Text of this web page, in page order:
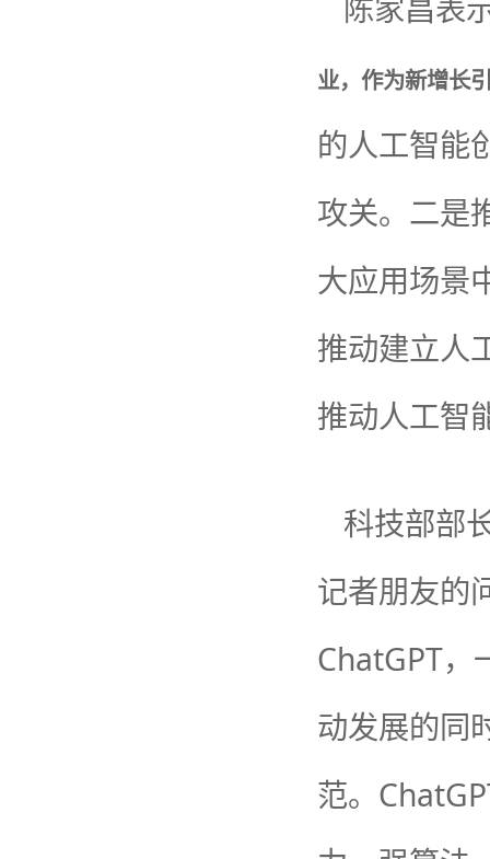
陈家昌表
业，作为新增长
的人工智能
攻关。二是
大应用场景
推动建立人
推动人工智
科技部部
记者朋友的
ChatGPT，
动发展的同
范。